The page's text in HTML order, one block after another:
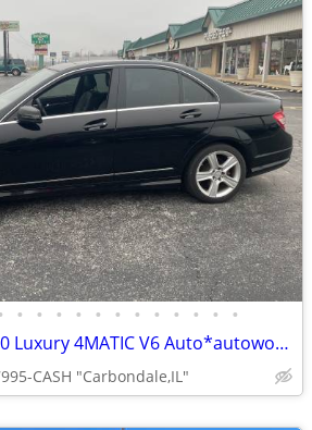
• • • • • • • • • • • •
2011 Mercedes C300 Luxury 4MATIC V6 Auto*autoworldil.com*BEAUTIFUL 300
CASH "Carbondale,IL"